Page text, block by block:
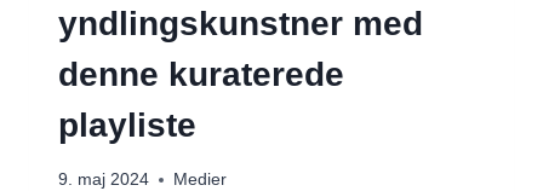
yndlingskunstner med
denne kuraterede
playliste
9. maj 2024 Medier